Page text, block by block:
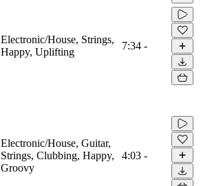
Electronic/House, Strings,
Happy, Uplifting
7:34 -
Electronic/House, Guitar,
Strings, Clubbing, Happy,
Groovy
4:03 -